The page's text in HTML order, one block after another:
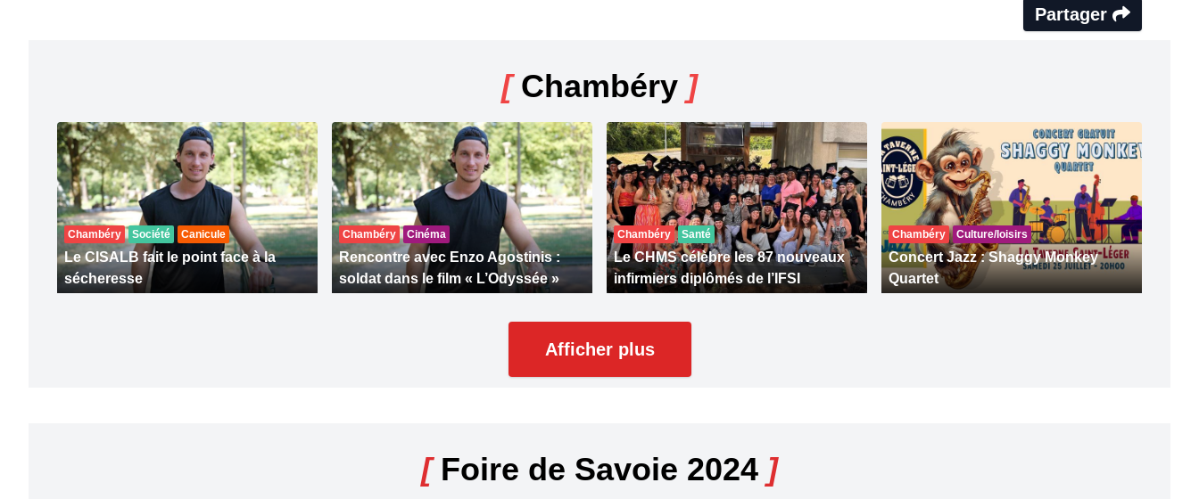
Partager
[Chambéry ]
Chambéry Société Canicule
Le CISALB fait le point face à la
sécheresse
Chambéry Cinéma
Rencontre avec Enzo Agostinis :
soldat dans le film « L’Odyssée »
Chambéry Santé
Le CHMS célèbre les 87 nouveaux
infirmiers diplômés de l’IFSI
Chambéry Culture/loisirs
Concert Jazz : Shaggy Monkey
Quartet
Afficher plus
[Foire de Savoie 2024 ]